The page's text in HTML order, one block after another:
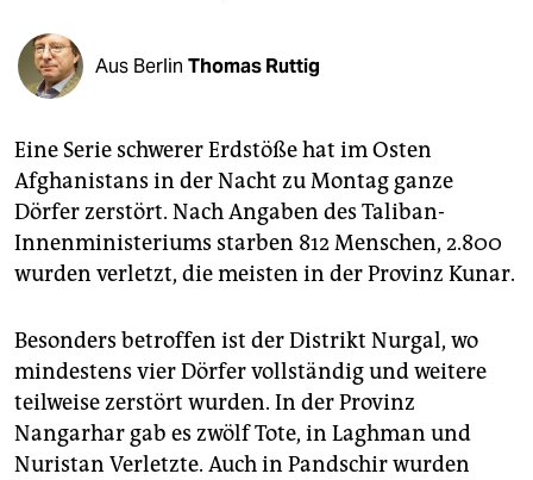
abo
epaper login
Aus Berlin Thomas Ruttig
Eine Serie schwerer Erdstöße hat im Osten
Afghanistans in der Nacht zu Montag ganze
Dörfer zerstört. Nach Angaben des Taliban-
Innenministeriums starben 812 Menschen, 2.800
wurden verletzt, die meisten in der Provinz Kunar.
Besonders betroffen ist der Distrikt Nurgal, wo
mindestens vier Dörfer vollständig und ­weitere
teilweise zerstört wurden. In der Provinz
Nangarhar gab es zwölf Tote, in Laghman und
Nuristan Verletzte. Auch in Pandschir wurden